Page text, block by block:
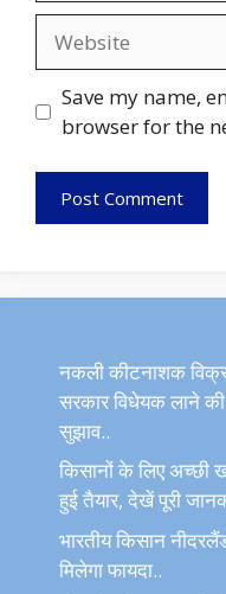
Save my name,
browser for the
नकली कीटनाशक
सरकार विधेयक लाने
सुझाव..
किसानों के लिए अच्छी
हुई तैयार, देखें पूरी
भारतीय किसान
मिलेगा फायदा..